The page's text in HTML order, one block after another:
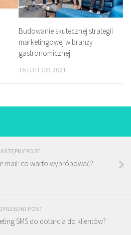
Budowanie skutecznej strategii
marketingowej w branży
gastronomicznej
16 LUTEGO 2021
POST
mail: co warto wypróbować?
POST
SMS do dotarcia do klientów?